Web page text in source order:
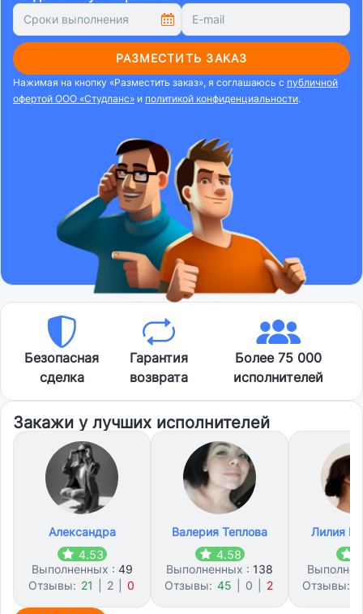
РАЗМЕСТИТЬ ЗАКАЗ
Нажимая на кнопку «Разместить заказ», я соглашаюсь с публичной
офертой ООО «Студланс» и политикой конфиденциальности.
Безопасная
сделка
Гарантия
возврата
Более 75 000
исполнителей
Закажи у лучших исполнителей
Александра
4.53
Выполненных : 49
Отзывы: 21 2 0
Валерия Теплова
4.58
Выполненных : 138
Отзывы: 45 0 2
Лилия
Отзывы: